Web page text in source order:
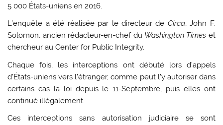
5 000 États-uniens en 2016.
L’enquête a été réalisée par le directeur de Circa, John F.
Solomon, ancien rédacteur-en-chef du Washington Times et
chercheur au Center for Public Integrity.
Chaque fois, les interceptions ont débuté lors d’appels
d’États-uniens vers l’étranger, comme peut l’y autoriser dans
certains cas la loi depuis le 11-Septembre, puis elles ont
continué illégalement.
Ces interceptions sans autorisation judiciaire se sont